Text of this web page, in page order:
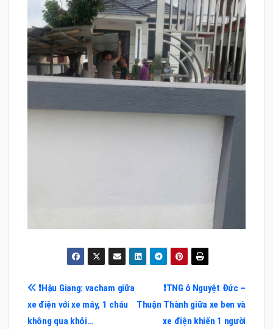
Điều
hướng
❗️TNG ở Nguyệt Đức –
Thuận Thành giữa xe ben và
xe điện khiến 1 người
❗️Hậu Giang: vacham giữa
xe điện với xe máy, 1 cháu
không qua khỏi…